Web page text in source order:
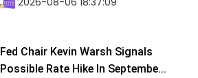
Fed Chair Kevin Warsh Signals
Possible Rate Hike In Septembe...